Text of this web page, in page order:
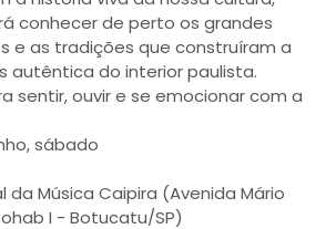
conhecer de perto os grandes
e as tradições que construíram a
autêntica do interior paulista.
sentir, ouvir e se emocionar com a
sábado
da Música Caipira (Avenida Mário
I - Botucatu/SP)